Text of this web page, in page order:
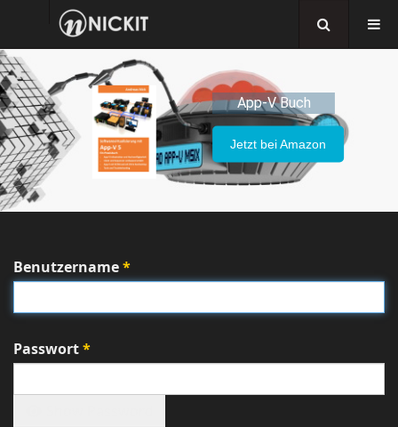
App-V Buch
Jetzt bei Amazon
Benutzername*
Passwort*